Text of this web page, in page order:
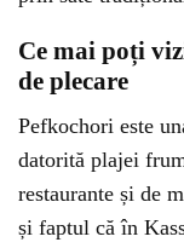
Ce mai poți
de plecare
Pefkochori este
datorită plajei
restaurante și de
și faptul că în